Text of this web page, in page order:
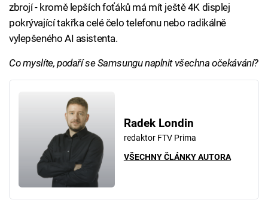
zbrojí - kromě lepších foťáků má mít ještě 4K displej
pokrývající takřka celé čelo telefonu nebo radikálně
vylepšeného AI asistenta.
Co myslíte, podaří se Samsungu naplnit všechna očekávání?
Radek Londin
redaktor FTV Prima
VŠECHNY ČLÁNKY AUTORA